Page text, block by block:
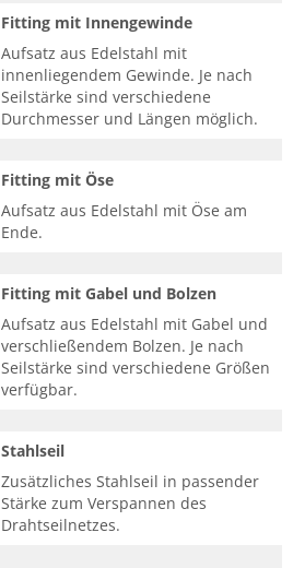
Fitting mit Innengewinde
Aufsatz aus Edelstahl mit
innenliegendem Gewinde. Je nach
Seilstärke sind verschiedene
Durchmesser und Längen möglich.
Fitting mit Öse
Aufsatz aus Edelstahl mit Öse am
Ende.
Fitting mit Gabel und Bolzen
Aufsatz aus Edelstahl mit Gabel und
verschließendem Bolzen. Je nach
Seilstärke sind verschiedene Größen
verfügbar.
Stahlseil
Zusätzliches Stahlseil in passender
Stärke zum Verspannen des
Drahtseilnetzes.